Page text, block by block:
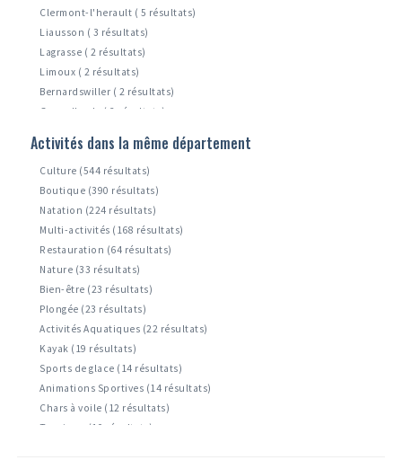
Clermont-l'herault ( 5 résultats)
Liausson ( 3 résultats)
Lagrasse ( 2 résultats)
Limoux ( 2 résultats)
Bernardswiller ( 2 résultats)
Grau-d'agde ( 2 résultats)
Raismes ( 1 résultats)
Activités dans la même département
Culture (544 résultats)
Boutique (390 résultats)
Natation (224 résultats)
Multi-activités (168 résultats)
Restauration (64 résultats)
Nature (33 résultats)
Bien-être (23 résultats)
Plongée (23 résultats)
Activités Aquatiques (22 résultats)
Kayak (19 résultats)
Sports de glace (14 résultats)
Animations Sportives (14 résultats)
Chars à voile (12 résultats)
Tourisme (10 résultats)